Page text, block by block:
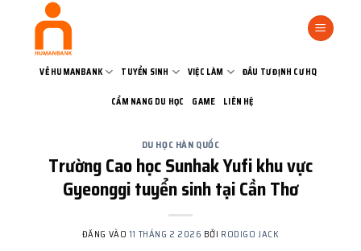
VỀ HUMANBANK TUYỂN SINH VIỆC LÀM ĐẦU TƯ ĐỊNH CƯ HQ
CẨM NANG DU HỌC GAME LIÊN HỆ
DU HỌC HÀN QUỐC
Trường Cao học Sunhak Yufi khu vực
Gyeonggi tuyển sinh tại Cần Thơ
ĐĂNG VÀO 11 THÁNG 2 2026 BỞI RODIGO JACK